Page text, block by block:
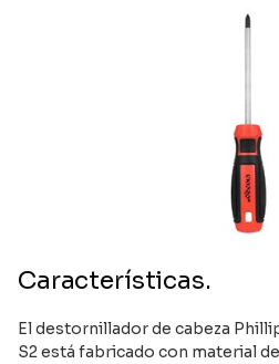
Características.
El destornillador de cabeza
S2 está fabricado con material